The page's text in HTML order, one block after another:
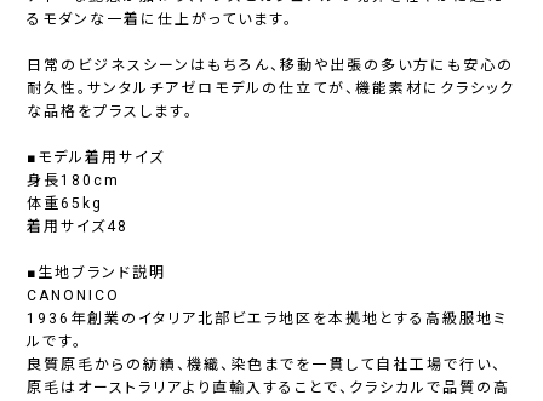
るモダンな一着に仕上がっています。
日常のビジネスシーンはもちろん、移動や出張の多い方にも安心の
耐久性。サンタルチアゼロモデルの仕立てが、機能素材にクラシック
な品格をプラスします。
■モデル着用サイズ
身長180cm
体重65kg
着用サイズ48
■生地ブランド説明
CANONICO
1936年創業のイタリア北部ビエラ地区を本拠地とする高級服地ミ
ルです。
良質原毛からの紡績、機織、染色までを一貫して自社工場で行い、
原毛はオーストラリアより直輸入することで、クラシカルで品質の高